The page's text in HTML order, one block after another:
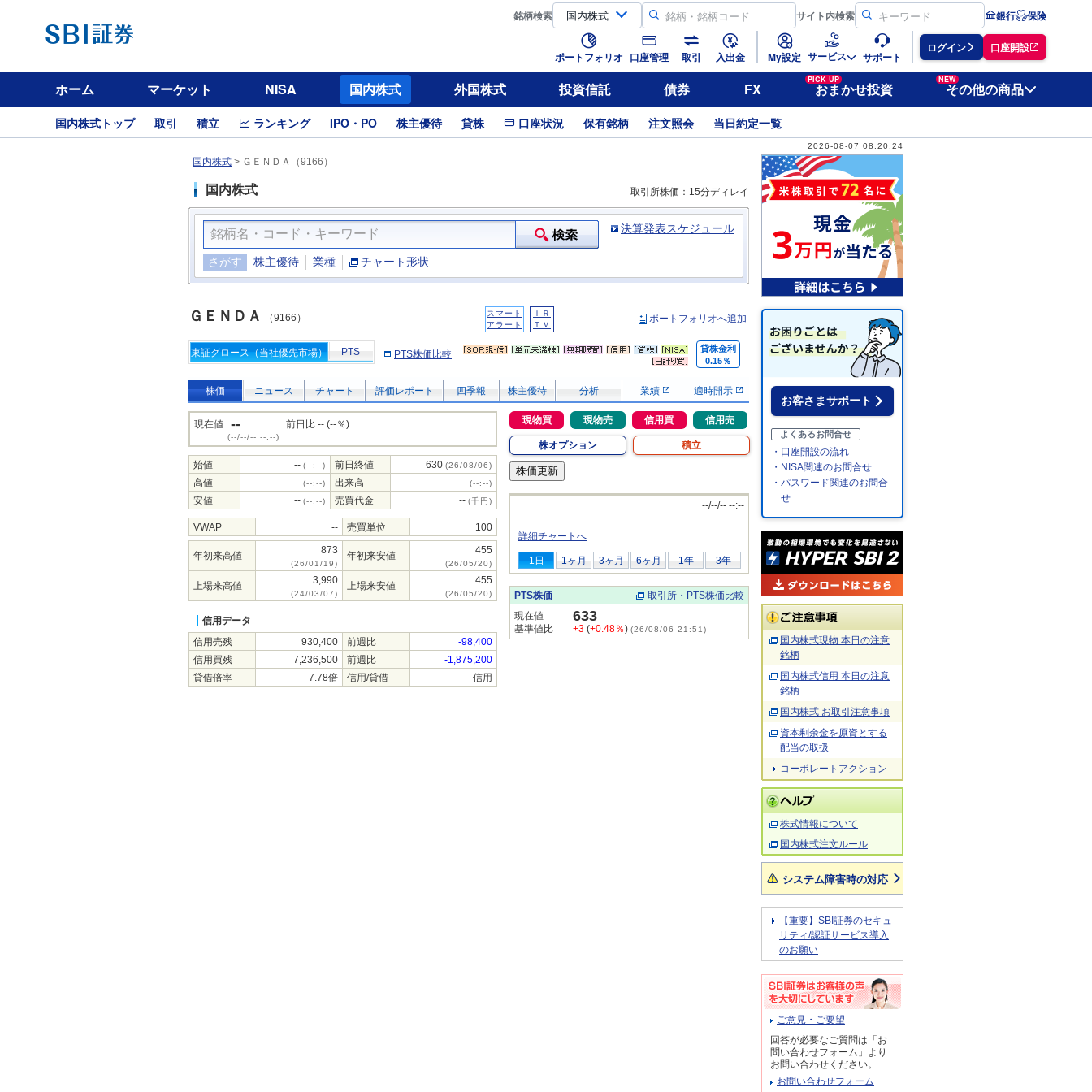
銘柄検索 サイト内検索 銀行 保険
ポートフォリオ 口座管理 取引 入出金 My設定 サービス サポート
ログイン 口座開設
ホーム マーケット NISA 国内株式 外国株式 投資信託 債券 FX
PICK UP
おまかせ投資
NEW
その他の商品
国内株式トップ 取引 積立 ランキング IPO・PO 株主優待 貸株 口座状況 保有銘柄 注文照会 当日約定一覧
2026-08-07 08:20:24
国内株式 > ＧＥＮＤＡ（9166）
国内株式 取引所株価：15分ディレイ
決算発表スケジュール
さがす 株主優待 業種 チャート形状
ＧＥＮＤＡ （9166）
スマート
アラート
ＩＲ
ＴＶ
ポートフォリオへ追加
東証グロース（当社優先市場） PTS PTS株価比較
貸株金利
0.15％
株価 ニュース チャート 評価レポート 四季報 株主優待 分析 業績 適時開示
現在値 --
(--/--/-- --:--)
前日比 -- (--％)
始値 -- (--:--) 前日終値 630 (26/08/06)
高値 -- (--:--) 出来高 -- (--:--)
安値 -- (--:--) 売買代金 -- (千円)
VWAP -- 売買単位 100
年初来高値 873
(26/01/19)
年初来安値 455
(26/05/20)
上場来高値 3,990
(24/03/07)
上場来安値 455
(26/05/20)
信用データ
信用売残
930,400 前週比
-98,400
信用買残
7,236,500 前週比
-1,875,200
貸借倍率
7.78倍 信用/貸借 信用
現物買 現物売 信用買 信用売
株オプション 積立
--/--/-- --:--
詳細チャートへ
1日 1ヶ月 3ヶ月 6ヶ月 1年 3年
PTS株価
取引所・PTS株価比較
現在値
633
基準値比 +3 (+0.48％) (26/08/06 21:51)
お客さまサポート
よくあるお問合せ
・口座開設の流れ
・NISA関連のお問合せ
・パスワード関連のお問合
せ
国内株式現物 本日の注意
銘柄
国内株式信用 本日の注意
銘柄
国内株式 お取引注意事項
資本剰余金を原資とする
配当の取扱
コーポレートアクション
株式情報について
国内株式注文ルール
システム障害時の対応
【重要】SBI証券のセキュ
リティ/認証サービス導入
のお願い
ご意見・ご要望
回答が必要なご質問は「お
問い合わせフォーム」より
お問い合わせください。
お問い合わせフォーム